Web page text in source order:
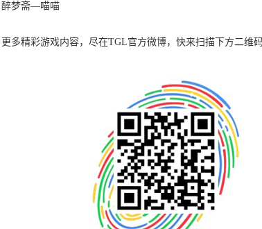
醉梦斋—喵喵
更多精彩游戏内容，尽在TGL官方微博，快来扫描下方二维码